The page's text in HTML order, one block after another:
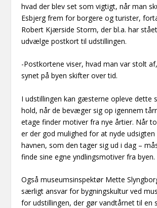
hvad der blev set som vigtigt, når man
Esbjerg frem for borgere og turister,
Robert Kjærside Storm, der bl.a. har
udvælge postkort til udstillingen.
-Postkortene viser, hvad man var stolt
synet på byen skifter over tid.
I udstillingen kan gæsterne opleve dette
hold, når de bevæger sig op igennem
etage finder motiver fra nye årtier. Når
er der god mulighed for at nyde
havnen, som den tager sig ud i dag –
finde sine egne yndlingsmotiver fra byen.
Også museumsinspektør Mette
særligt ansvar for bygningskultur ved
for udstillingen, der gør vandtårnet til en